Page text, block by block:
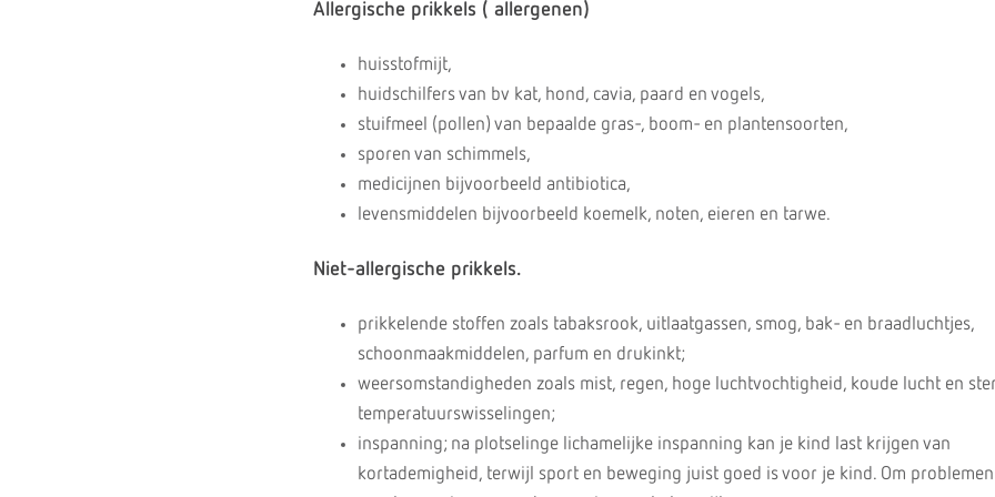
Allergische prikkels ( allergenen)
huisstofmijt,
huidschilfers van bv kat, hond, cavia, paard en vogels,
stuifmeel (pollen) van bepaalde gras-, boom- en plantensoorten,
sporen van schimmels,
medicijnen bijvoorbeeld antibiotica,
levensmiddelen bijvoorbeeld koemelk, noten, eieren en tarwe.
Niet-allergische prikkels.
prikkelende stoffen zoals tabaksrook, uitlaatgassen, smog, bak- en braadluchtjes,
schoonmaakmiddelen, parfum en drukinkt;
weersomstandigheden zoals mist, regen, hoge luchtvochtigheid, koude lucht en
temperatuurswisselingen;
inspanning; na plotselinge lichamelijke inspanning kan je kind last krijgen van
kortademigheid, terwijl sport en beweging juist goed is voor je kind. Om